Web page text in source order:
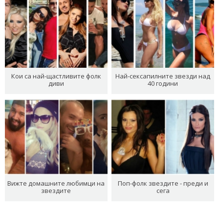
Кои са най-щастливите фолк
диви
Най-сексапилните звезди над
40 години
Вижте домашните любимци на
звездите
Поп-фолк звездите - преди и
сега